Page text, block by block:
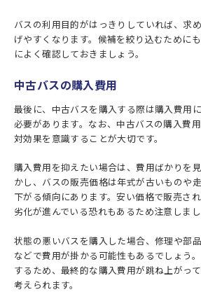
バスの利用目的がはっきりしていれば、求
げやすくなります。候補を絞り込むために
によく確認しておきましょう。
中古バスの購入費用
最後に、中古バスを購入する際は購入費用
必要があります。なお、中古バスの購入費
対効果を意識することが大切です。
購入費用を抑えたい場合は、費用ばかりを
かし、バスの販売価格は年式が古いものや
下がる傾向にあります。安い価格で販売さ
劣化が進んでいる恐れもあるため注意しまし
状態の悪いバスを購入した場合、修理や部
などで費用が掛かる可能性もあるでしょう
するため、最終的な購入費用が跳ね上がっ
考えられます。